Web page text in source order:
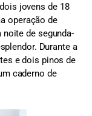
jovens de 18
operação de
de segunda-
Durante a
e dois pinos de
caderno de